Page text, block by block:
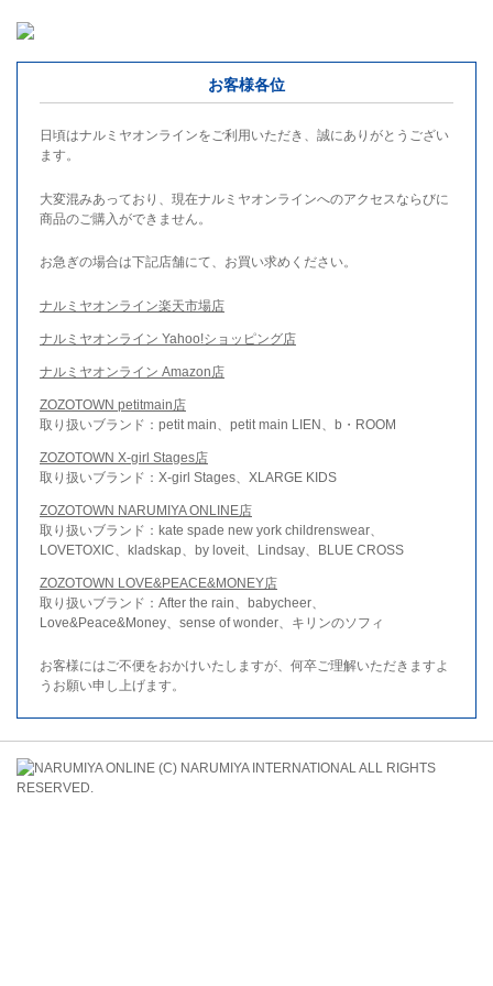
お客様各位
日頃はナルミヤオンラインをご利用いただき、誠にありがとうござい
ます。
大変混みあっており、現在ナルミヤオンラインへのアクセスならびに
商品のご購入ができません。
お急ぎの場合は下記店舗にて、お買い求めください。
ナルミヤオンライン楽天市場店
ナルミヤオンライン Yahoo!ショッピング店
ナルミヤオンライン Amazon店
ZOZOTOWN petitmain店
取り扱いブランド：petit main、petit main LIEN、b・ROOM
ZOZOTOWN X-girl Stages店
取り扱いブランド：X-girl Stages、XLARGE KIDS
ZOZOTOWN NARUMIYA ONLINE店
取り扱いブランド：kate spade new york childrenswear、
LOVETOXIC、kladskap、by loveit、Lindsay、BLUE CROSS
ZOZOTOWN LOVE&PEACE&MONEY店
取り扱いブランド：After the rain、babycheer、
Love&Peace&Money、sense of wonder、キリンのソフィ
お客様にはご不便をおかけいたしますが、何卒ご理解いただきますよ
うお願い申し上げます。